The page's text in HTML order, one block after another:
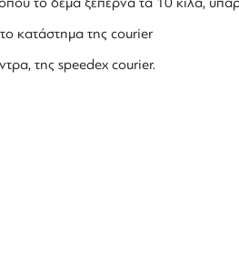
κατάστημα της courier
της speedex courier.